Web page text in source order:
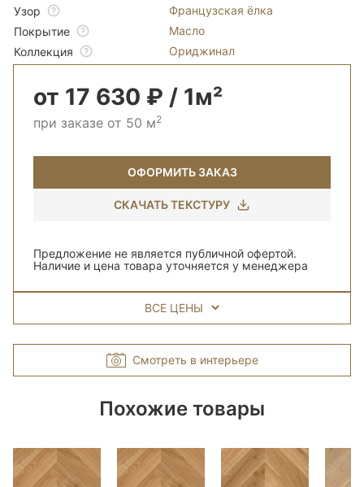
Узор
Французская ёлка
Покрытие
Масло
Коллекция
Ориджинал
от 17 630 ₽ / 1м²
при заказе от 50 м2
ОФОРМИТЬ ЗАКАЗ
СКАЧАТЬ ТЕКСТУРУ
Предложение не является публичной офертой.
Наличие и цена товара уточняется у менеджера
ВСЕ ЦЕНЫ
Смотреть в интерьере
Похожие товары